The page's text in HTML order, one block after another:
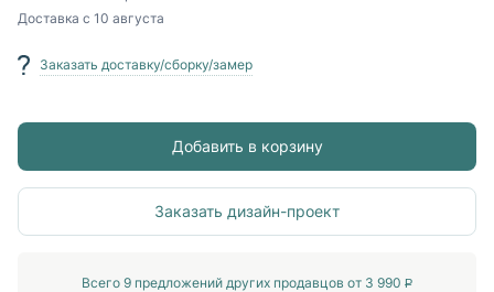
Доставка с 10 августа
Заказать доставку/сборку/замер
Добавить в корзину
Заказать дизайн-проект
Всего 9 предложений других продавцов от 3 990 P